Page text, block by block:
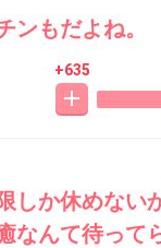
ンもだよね。
+635
しか休めない
なんて待って